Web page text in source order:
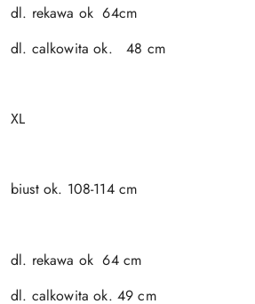
dl. rekawa ok 64cm
dl. calkowita ok. 48 cm
XL
biust ok. 108-114 cm
dl. rekawa ok 64 cm
dl. calkowita ok. 49 cm